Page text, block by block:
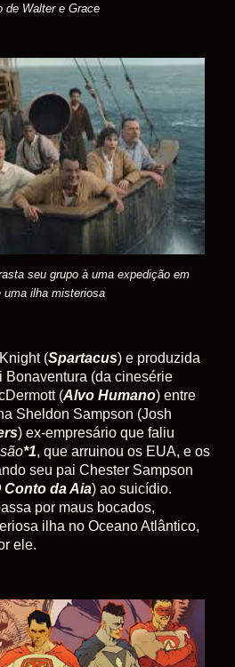
de Walter e Grace
seu grupo à uma expedição em
uma ilha misteriosa
(Spartacus) e produzida
Bonaventura (da cinesérie
(Alvo Humano) entre
Sheldon Sampson (Josh
) ex-empresário que faliu
*1, que arruinou os EUA, e os
seu pai Chester Sampson
Conto da Aia) ao suicídio.
por maus bocados,
ilha no Oceano Atlântico,
ele.